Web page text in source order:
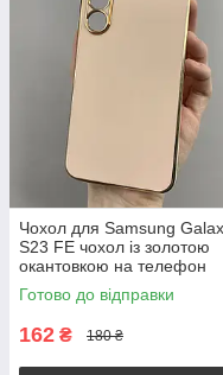
Чохол для Samsung
S23 FE чохол із золотою
окантовкою на телефон
самсунг с23 фе пудровий
Готово до відправки
162 ₴ 180 ₴